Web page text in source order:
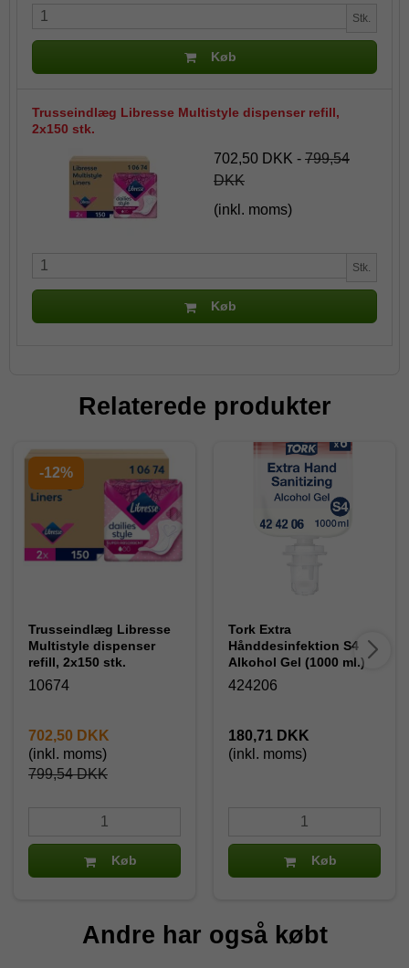
Stk.
Køb
Trusseindlæg Libresse Multistyle dispenser refill,
2x150 stk.
702,50 DKK - 799,54
DKK
(inkl. moms)
Stk.
Køb
Relaterede produkter
-12%
Trusseindlæg Libresse
Multistyle dispenser
refill, 2x150 stk.
10674
799,54 DKK
702,50 DKK
(inkl. moms)
Køb
Tork Extra
Hånddesinfektion S4
Alkohol Gel (1000 ml.)
424206
180,71 DKK
(inkl. moms)
Køb
Andre har også købt